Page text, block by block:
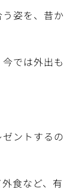
姿を、昔か
では外出も
ントするの
食など、有